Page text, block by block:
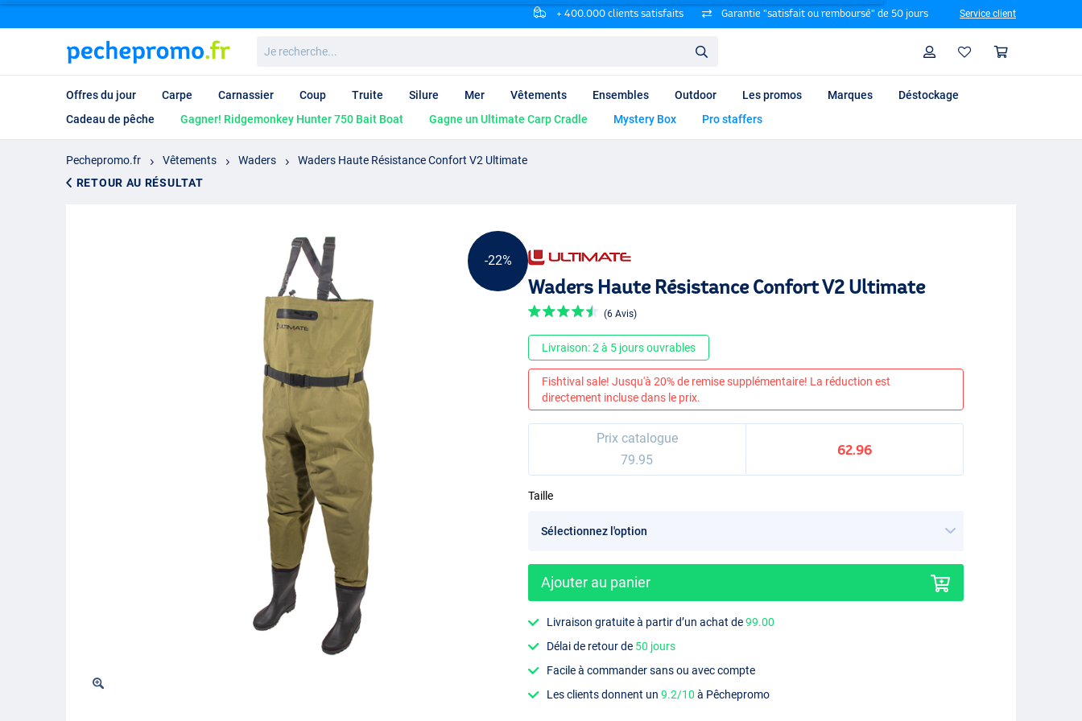
+ 400.000 clients satisfaits Garantie "satisfait ou remboursé" de 50 jours Service client
recherche...
Profil
Offres du jour Carpe Carnassier Coup Truite Silure Mer Vêtements Ensembles Outdoor Les promos Marques
Déstockage
Cadeau de pêche
Gagner! Ridgemonkey Hunter 750 Bait Boat Gagne un Ultimate Carp Cradle Mystery Box Pro staffers
Pechepromo.fr Vêtements Waders
Waders Haute Résistance Confort V2 Ultimate
RETOUR AU RÉSULTAT
-22%
Waders Haute Résistance Confort V2 Ultimate
(6 Avis)
Livraison: 2 à 5 jours ouvrables
Fishtival sale! Jusqu'à 20% de remise supplémentaire! La réduction est
directement incluse dans le prix.
Prix catalogue
79.95
62.96
Taille
Ajouter au panier
Livraison gratuite à partir d’un achat de99.00
Délai de retour de 50 jours
Facile à commander sans ou avec compte
Les clients donnent un9.2/10 à Pêchepromo